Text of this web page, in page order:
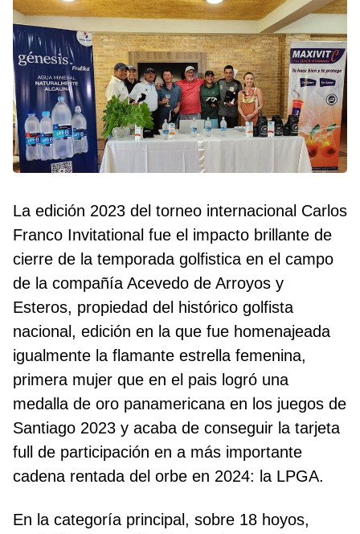
La edición 2023 del torneo internacional Carlos
Franco Invitational fue el impacto brillante de
cierre de la temporada golfistica en el campo
de la compañía Acevedo de Arroyos y
Esteros, propiedad del histórico golfista
nacional, edición en la que fue homenajeada
igualmente la flamante estrella femenina,
primera mujer que en el pais logró una
medalla de oro panamericana en los juegos de
Santiago 2023 y acaba de conseguir la tarjeta
full de participación en a más importante
cadena rentada del orbe en 2024: la LPGA.
En la categoría principal, sobre 18 hoyos,